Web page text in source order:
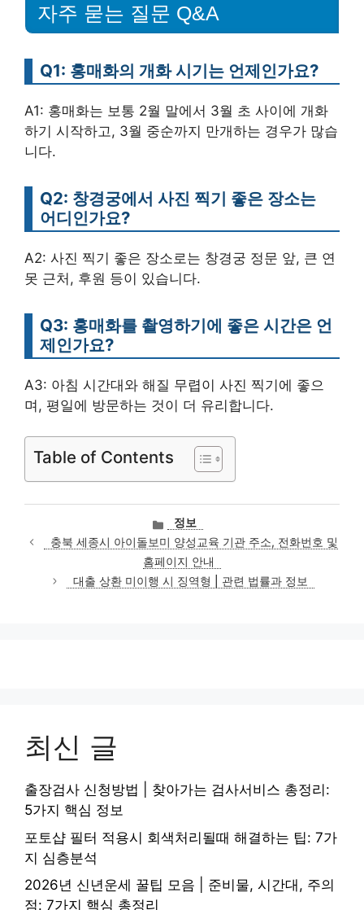
자주 묻는 질문 Q&A
Q1: 홍매화의 개화 시기는 언제인가요?
A1: 홍매화는 보통 2월 말에서 3월 초 사이에 개화
하기 시작하고, 3월 중순까지 만개하는 경우가 많습
니다.
Q2: 창경궁에서 사진 찍기 좋은 장소는
어디인가요?
A2: 사진 찍기 좋은 장소로는 창경궁 정문 앞, 큰 연
못 근처, 후원 등이 있습니다.
Q3: 홍매화를 촬영하기에 좋은 시간은 언
제인가요?
A3: 아침 시간대와 해질 무렵이 사진 찍기에 좋으
며, 평일에 방문하는 것이 더 유리합니다.
Table of Contents
카
테
고
리
정보
충북 세종시 아이돌보미 양성교육 기관 주소, 전화번호 및
홈페이지 안내
대출 상환 미이행 시 징역형 | 관련 법률과 정보
최신 글
출장검사 신청방법 | 찾아가는 검사서비스 총정리:
5가지 핵심 정보
포토샵 필터 적용시 회색처리될때 해결하는 팁: 7가
지 심층분석
2026년 신년운세 꿀팁 모음 | 준비물, 시간대, 주의
점: 7가지 핵심 총정리